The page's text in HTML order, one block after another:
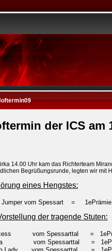
der ICS am
14.00 Uhr kam das Richterteam
Begrüßungsrunde, legten wir mit
eines Hengstes:
vom Spessart = 1ePrämie
der tragende Stuten:
vom Spessarttal
=
vom Spessarttal
=